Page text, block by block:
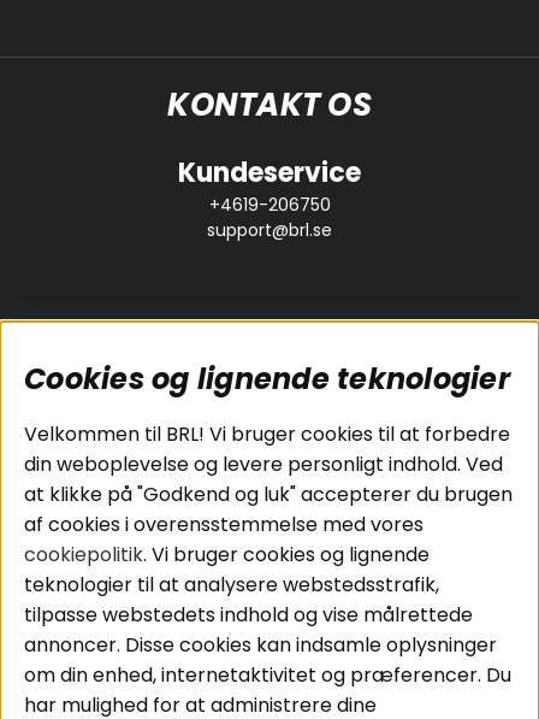
KONTAKT OS
Kundeservice
+4619-206750
support@brl.se
Populære sider
Pakkeløsninger
Bilstereo
Højttalere
Forstærker
Smartphone
Tilbehør
Kabler
Kundeservice
Cookies
Handelsbetingelser
Personvernpolicy
Service / Garanti /
Retur
Områder Følg os
Cookies og lignende teknologier
Velkommen til BRL! Vi bruger cookies til at forbedre
din weboplevelse og levere personligt indhold. Ved
at klikke på "Godkend og luk" accepterer du brugen
af cookies i overensstemmelse med vores
cookiepolitik. Vi bruger cookies og lignende
teknologier til at analysere webstedsstrafik,
tilpasse webstedets indhold og vise målrettede
annoncer. Disse cookies kan indsamle oplysninger
om din enhed, internetaktivitet og præferencer. Du
har mulighed for at administrere dine